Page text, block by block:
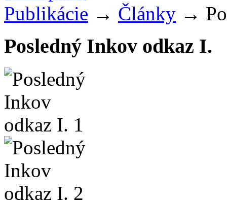
Publikácie → Články →
Posledný Inkov odkaz I.